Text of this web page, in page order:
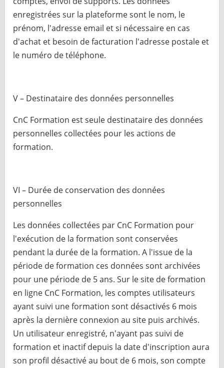
enregistrées sur la plateforme sont le nom, le
prénom, l'adresse email et si nécessaire en cas
d'achat et besoin de facturation l'adresse postale et
le numéro de téléphone.
V – Destinataire des données personnelles
CnC Formation est seule destinataire des données
personnelles collectées pour les actions de
formation.
VI – Durée de conservation des données
personnelles
Les données collectées par CnC Formation pour
l'exécution de la formation sont conservées
pendant la durée de la formation. A l'issue de la
période de formation ces données sont archivées
pour une période de 5 ans. Sur le site de formation
en ligne CnC Formation, les comptes utilisateurs
ayant suivi une formation sont désactivés 6 mois
après la dernière connexion au site puis archivés.
Un utilisateur enregistré, n'ayant pas suivi de
formation et inactif depuis la date d'inscription aura
son profil désactivé au bout de 6 mois, son compte